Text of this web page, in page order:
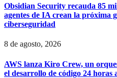
Obsidian Security recauda 85
agentes de IA crean la próxima
ciberseguridad
8 de agosto, 2026
AWS lanza Kiro Crew, un
el desarrollo de código 24 horas